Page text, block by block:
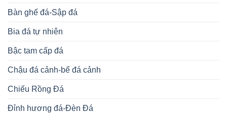
Bàn ghế đá-Sập đá
Bia đá tự nhiên
Bậc tam cấp đá
Chậu đá cảnh-bể đá cảnh
Chiếu Rồng Đá
Đỉnh hương đá-Đèn Đá